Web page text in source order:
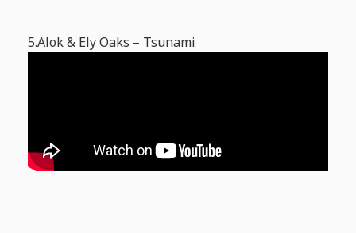
5.Alok & Ely Oaks – Tsunami